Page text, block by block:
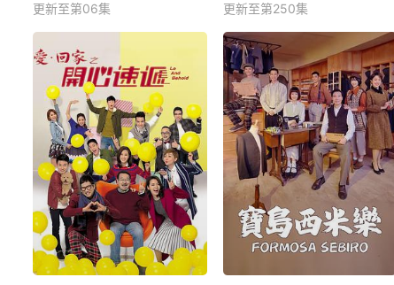
更新至第06集
更新至第250集